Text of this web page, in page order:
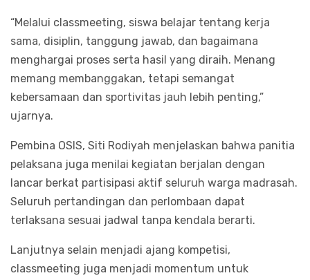
“Melalui classmeeting, siswa belajar tentang kerja
sama, disiplin, tanggung jawab, dan bagaimana
menghargai proses serta hasil yang diraih. Menang
memang membanggakan, tetapi semangat
kebersamaan dan sportivitas jauh lebih penting,”
ujarnya.
Pembina OSIS, Siti Rodiyah menjelaskan bahwa panitia
pelaksana juga menilai kegiatan berjalan dengan
lancar berkat partisipasi aktif seluruh warga madrasah.
Seluruh pertandingan dan perlombaan dapat
terlaksana sesuai jadwal tanpa kendala berarti.
Lanjutnya selain menjadi ajang kompetisi,
classmeeting juga menjadi momentum untuk